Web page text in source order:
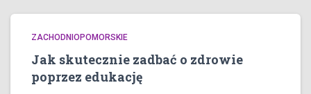
ZACHODNIOPOMORSKIE
Jak skutecznie zadbać o zdrowie
poprzez edukację